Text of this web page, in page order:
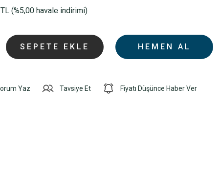
(%5,00 havale indirimi)
SEPETE EKLE HEMEN AL
Yaz Tavsiye Et Fiyatı Düşünce Haber Ver